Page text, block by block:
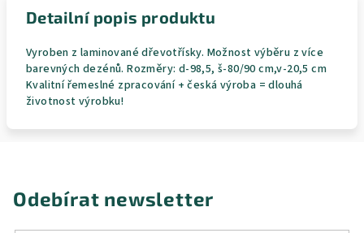
Detailní popis produktu
Vyroben z laminované dřevotřísky. Možnost výběru z více
barevných dezénů. Rozměry: d-98,5, š-80/90 cm,v-20,5 cm
Kvalitní řemeslné zpracování + česká výroba = dlouhá
životnost výrobku!
Odebírat newsletter